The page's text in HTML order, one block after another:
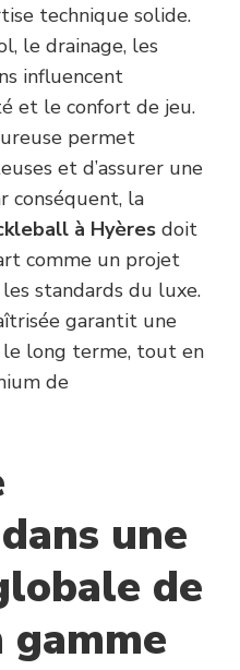
technique solide.
le drainage, les
influencent
et le confort de jeu.
permet
et d’assurer une
conséquent, la
à Hyères doit
comme un projet
standards du luxe.
garantit une
long terme, tout en
de
une
de
gamme